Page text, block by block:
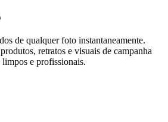
de qualquer foto instantaneamente.
retratos e visuais de campanha
e profissionais.